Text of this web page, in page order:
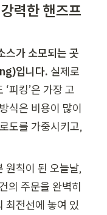
력한 핸즈프
스가 소모되는 곳
입니다. 실제로
피킹’은 가장 고
식은 비용이 많이
도를 가중시키고,
원칙이 된 오늘날,
의 주문을 완벽히
최전선에 놓여 있